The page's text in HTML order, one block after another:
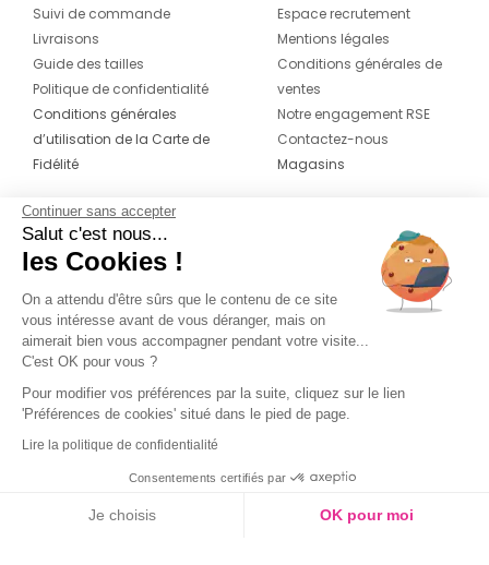
Suivi de commande
Livraisons
Guide des tailles
Politique de confidentialité
Conditions générales
d’utilisation de la Carte de
Fidélité
Espace recrutement
Mentions légales
Conditions générales de
ventes
Notre engagement RSE
Contactez-nous
Magasins
CONTACT
04 42 20 78 42
Du lundi au jeudi de 8h30 à 16h30 & le
vendredi de 8h30 à 15h30
Continuer sans accepter
Salut c'est nous...
les Cookies !
On a attendu d'être sûrs que le contenu de ce site
vous intéresse avant de vous déranger, mais on
aimerait bien vous accompagner pendant votre visite...
C'est OK pour vous ?
Pour modifier vos préférences par la suite, cliquez sur le lien
'Préférences de cookies' situé dans le pied de page.
Lire la politique de confidentialité
Consentements certifiés par
Je choisis OK pour moi